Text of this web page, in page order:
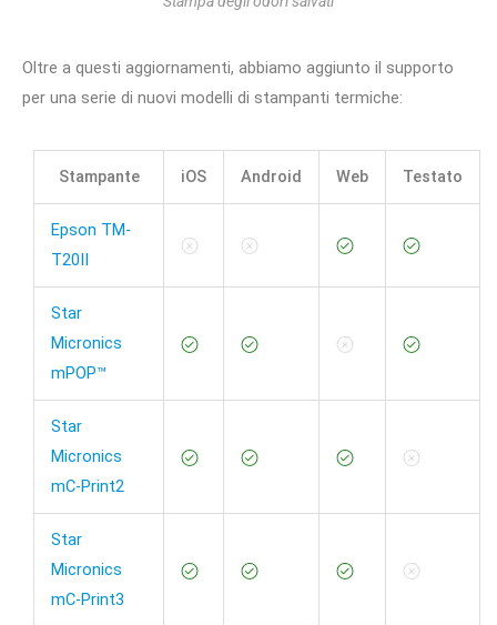
Oltre a questi aggiornamenti, abbiamo aggiunto il supporto
per una serie di nuovi modelli di stampanti termiche:
Stampante iOS Android Web Testato
Epson TM-
T20II
Star
Micronics
mPOP™
Star
Micronics
mC-Print2
Star
Micronics
mC-Print3